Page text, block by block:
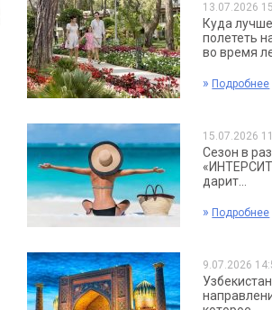
13.07.2026
Куда лучше
полететь
во время
» Подробнее
15.07.2026
Сезон в
дарит...
» Подробнее
9.07.2026